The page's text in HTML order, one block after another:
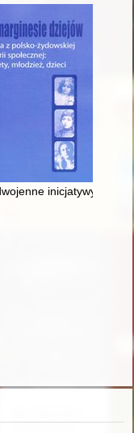
urządza nam życie
inicjatywy